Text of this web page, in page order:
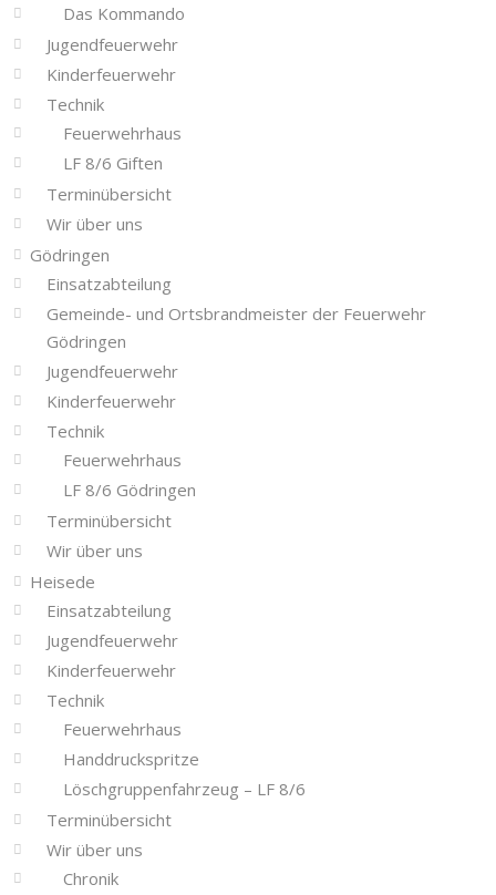
Das Kommando
Jugendfeuerwehr
Kinderfeuerwehr
Technik
Feuerwehrhaus
LF 8/6 Giften
Terminübersicht
Wir über uns
Gödringen
Einsatzabteilung
Gemeinde- und Ortsbrandmeister der Feuerwehr
Gödringen
Jugendfeuerwehr
Kinderfeuerwehr
Technik
Feuerwehrhaus
LF 8/6 Gödringen
Terminübersicht
Wir über uns
Heisede
Einsatzabteilung
Jugendfeuerwehr
Kinderfeuerwehr
Technik
Feuerwehrhaus
Handdruckspritze
Löschgruppenfahrzeug – LF 8/6
Terminübersicht
Wir über uns
Chronik